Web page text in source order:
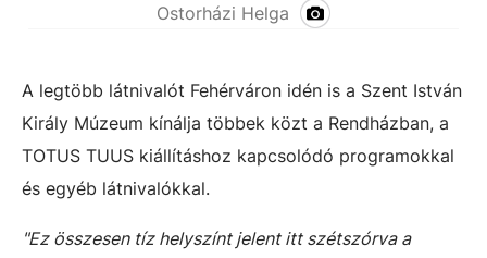
Ostorházi Helga
A legtöbb látnivalót Fehérváron idén is a Szent István
Király Múzeum kínálja többek közt a Rendházban, a
TOTUS TUUS kiállításhoz kapcsolódó programokkal
és egyéb látnivalókkal.
"Ez összesen tíz helyszínt jelent itt szétszórva a